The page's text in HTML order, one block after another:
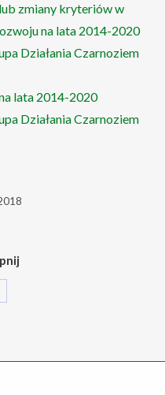
zmiany kryteriów w
na lata 2014-2020
Działania Czarnoziem
lata 2014-2020
Działania Czarnoziem